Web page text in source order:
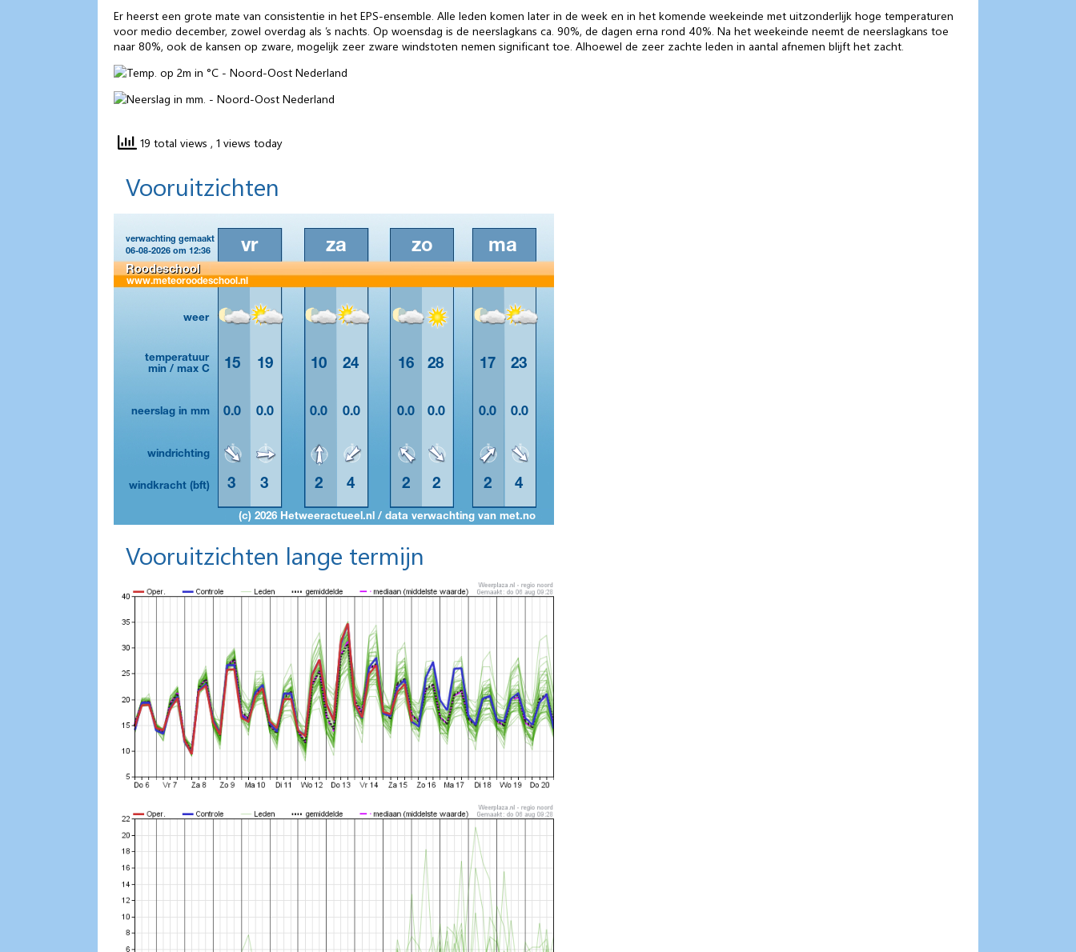
Er heerst een grote mate van consistentie in het EPS-ensemble. Alle leden komen later in de week en in het komende weekeinde met uitzonderlijk hoge temperaturen
voor medio december, zowel overdag als ’s nachts. Op woensdag is de neerslagkans ca. 90%, de dagen erna rond 40%. Na het weekeinde neemt de neerslagkans toe
naar 80%, ook de kansen op zware, mogelijk zeer zware windstoten nemen significant toe. Alhoewel de zeer zachte leden in aantal afnemen blijft het zacht.
19 total views , 1 views today
Vooruitzichten
Vooruitzichten lange termijn